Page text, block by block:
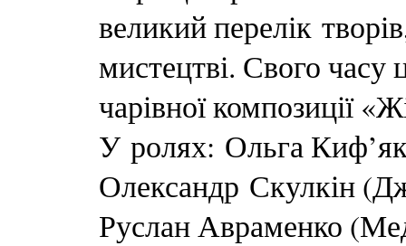
великий перелік
мистецтві. Свого часу
чарівної композиції
У ролях: Ольга
Олександр Скулкін
Руслан Авраменко